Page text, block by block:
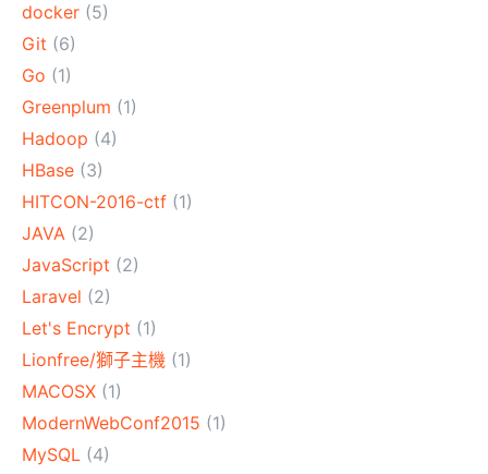
docker (5)
Git (6)
Go (1)
Greenplum (1)
Hadoop (4)
HBase (3)
HITCON-2016-ctf (1)
JAVA (2)
JavaScript (2)
Laravel (2)
Let's Encrypt (1)
Lionfree/獅子主機 (1)
MACOSX (1)
ModernWebConf2015 (1)
MySQL (4)